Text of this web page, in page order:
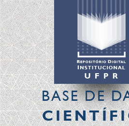
BASE DE